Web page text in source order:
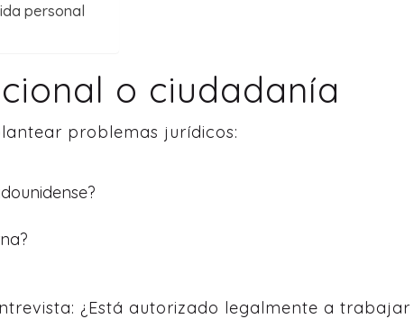
personal
o ciudadanía
problemas jurídicos:
¿Está autorizado legalmente a trabajar